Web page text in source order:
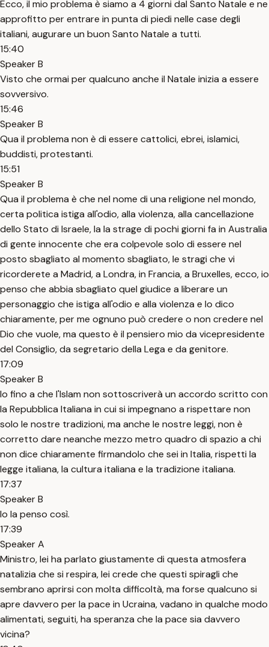
Ecco, il mio problema è siamo a 4 giorni dal Santo Natale e ne
approfitto per entrare in punta di piedi nelle case degli
italiani, augurare un buon Santo Natale a tutti.
15:40
Speaker B
Visto che ormai per qualcuno anche il Natale inizia a essere
sovversivo.
15:46
Speaker B
Qua il problema non è di essere cattolici, ebrei, islamici,
buddisti, protestanti.
15:51
Speaker B
Qua il problema è che nel nome di una religione nel mondo,
certa politica istiga all'odio, alla violenza, alla cancellazione
dello Stato di Israele, la la strage di pochi giorni fa in Australia
di gente innocente che era colpevole solo di essere nel
posto sbagliato al momento sbagliato, le stragi che vi
ricorderete a Madrid, a Londra, in Francia, a Bruxelles, ecco, io
penso che abbia sbagliato quel giudice a liberare un
personaggio che istiga all'odio e alla violenza e lo dico
chiaramente, per me ognuno può credere o non credere nel
Dio che vuole, ma questo è il pensiero mio da vicepresidente
del Consiglio, da segretario della Lega e da genitore.
17:09
Speaker B
Io fino a che l'Islam non sottoscriverà un accordo scritto con
la Repubblica Italiana in cui si impegnano a rispettare non
solo le nostre tradizioni, ma anche le nostre leggi, non è
corretto dare neanche mezzo metro quadro di spazio a chi
non dice chiaramente firmandolo che sei in Italia, rispetti la
legge italiana, la cultura italiana e la tradizione italiana.
17:37
Speaker B
Io la penso così.
17:39
Speaker A
Ministro, lei ha parlato giustamente di questa atmosfera
natalizia che si respira, lei crede che questi spiragli che
sembrano aprirsi con molta difficoltà, ma forse qualcuno si
apre davvero per la pace in Ucraina, vadano in qualche modo
alimentati, seguiti, ha speranza che la pace sia davvero
vicina?